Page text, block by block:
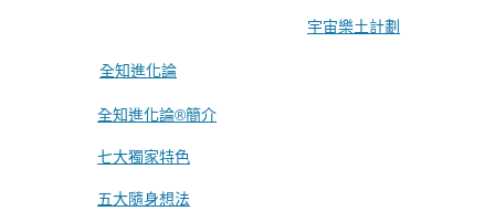
宇宙樂土計劃
全知進化論
全知進化論®簡介
七大獨家特色
五大隨身想法